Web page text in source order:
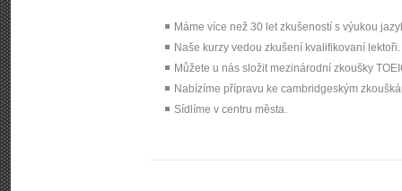
Máme více než 30 let zkušeností s výukou
Naše kurzy vedou zkušení kvalifikovaní lektoři.
Můžete u nás složit mezinárodní zkoušky
Nabízíme přípravu ke cambridgeským
Sídlíme v centru města.